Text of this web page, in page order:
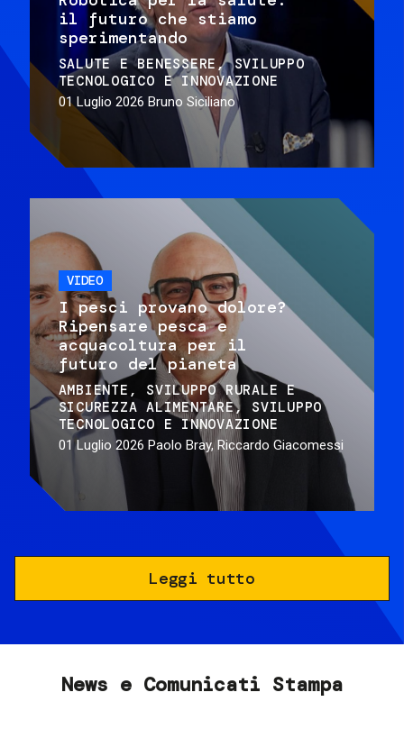
il futuro che stiamo
sperimentando
SALUTE E BENESSERE
SVILUPPO
TECNOLOGICO E INNOVAZIONE
01 Luglio 2026 Bruno Siciliano
VIDEO
I pesci provano dolore?
Ripensare pesca e
acquacoltura per il
futuro del pianeta
AMBIENTE
SVILUPPO RURALE E
SICUREZZA ALIMENTARE
SVILUPPO
TECNOLOGICO E INNOVAZIONE
01 Luglio 2026 Paolo Bray, Riccardo Giacomessi
Leggi tutto
News e Comunicati Stampa